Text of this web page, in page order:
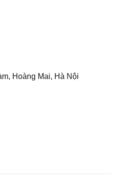
Hoàng Mai, Hà Nội